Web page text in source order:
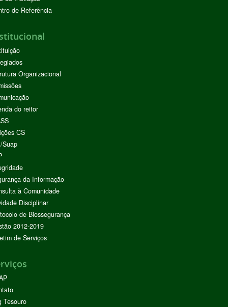
de Referência
Organizacional
do reitor
CS
Suap
da Informação
à Comunidade
Disciplinar
de Biossegurança
2012-2019
de Serviços
Tesouro